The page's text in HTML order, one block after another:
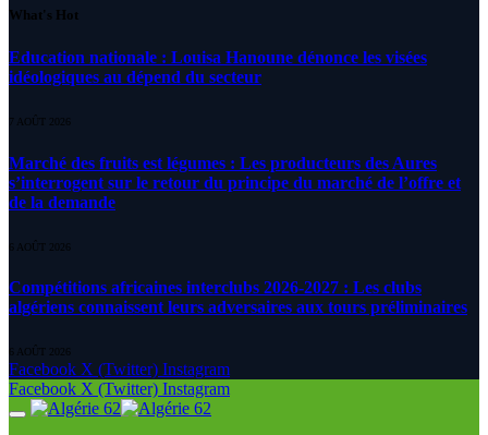
What's Hot
Education nationale : Louisa Hanoune dénonce les visées
idéologiques au dépend du secteur
7 AOÛT 2026
Marché des fruits est légumes : Les producteurs des Aures
s’interrogent sur le retour du principe du marché de l’offre et
de la demande
6 AOÛT 2026
Compétitions africaines interclubs 2026-2027 : Les clubs
algériens connaissent leurs adversaires aux tours préliminaires
6 AOÛT 2026
Facebook X (Twitter) Instagram
Facebook X (Twitter) Instagram